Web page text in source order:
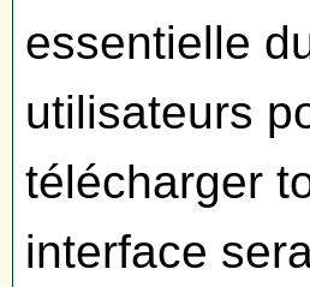
essentielle
utilisateurs
télécharger
interface